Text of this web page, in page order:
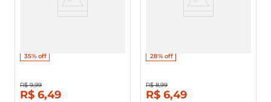
35%off
R$ 9,99
R$ 6,49
28%off
R$ 8,99
R$ 6,49